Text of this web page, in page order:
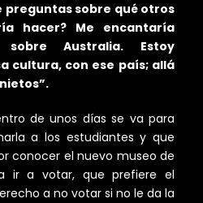
preguntas sobre qué otros
hacer? Me encantaría
Australia. Estoy
cultura, con ese país; allá
de unos días se va para
a los estudiantes y que
conocer el nuevo museo de
ir a votar, que prefiere el
a no votar si no le da la